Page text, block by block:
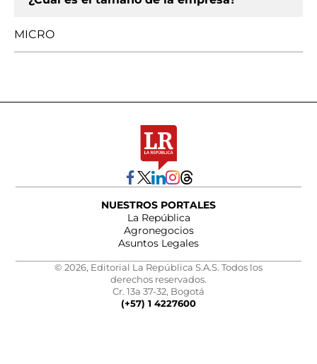
MICRO
NUESTROS PORTALES
La República
Agronegocios
Asuntos Legales
© 2026, Editorial La República S.A.S. Todos los
derechos reservados.
Cr. 13a 37-32, Bogotá
(+57) 1 4227600